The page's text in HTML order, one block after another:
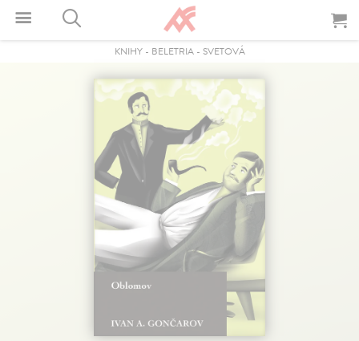
KNIHY- BELETRIA- SVETOVÁ